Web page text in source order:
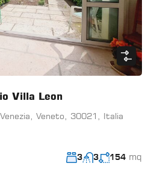
Villa Leon
Veneto, 30021, Italia
3 3 154 mq